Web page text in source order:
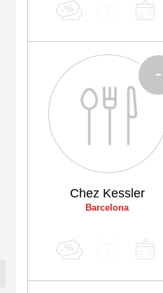
Chez Kessler
Barcelona
-